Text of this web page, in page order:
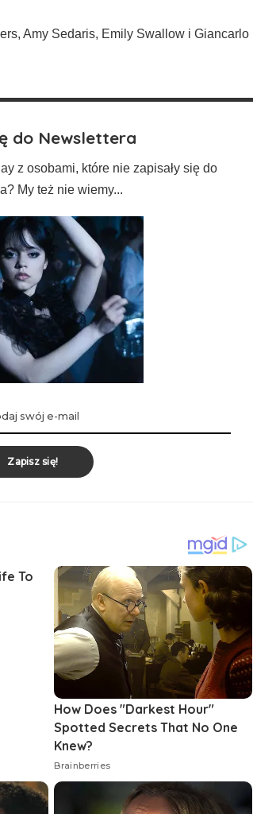
Amy Sedaris, Emily Swallow i Giancarlo
do Newslettera
z osobami, które nie zapisały się do
My też nie wiemy...
Zapisz się!